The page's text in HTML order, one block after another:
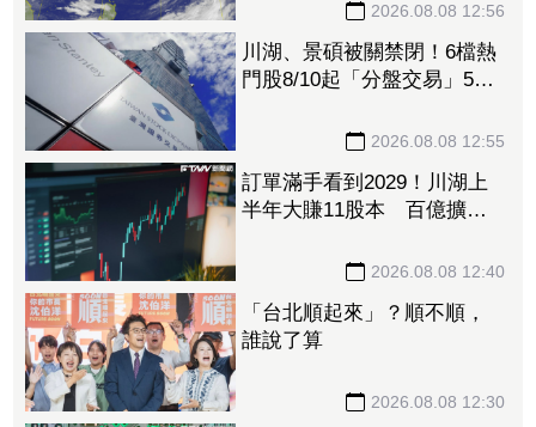
2026.08.08 12:56
川湖、景碩被關禁閉！6檔熱
門股8/10起「分盤交易」57
2026.08.08 12:55
訂單滿手看到2029！川湖上
半年大賺11股本 百億擴產
2026.08.08 12:40
「台北順起來」？順不順，
誰說了算
2026.08.08 12:30